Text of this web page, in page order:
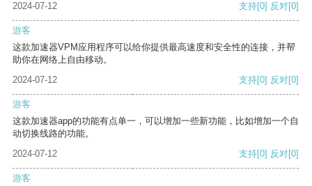
2024-07-12 支持[0] 反对[0]
游客
这款加速器VPM应用程序可以给你提供最高速度和安全性的连接，并帮
助你在网络上自由移动。
2024-07-12
支持[0] 反对[0]
游客
这款加速器app的功能有点单一，可以增加一些新功能，比如增加一个自
动切换线路的功能。
2024-07-12
支持[0] 反对[0]
游客